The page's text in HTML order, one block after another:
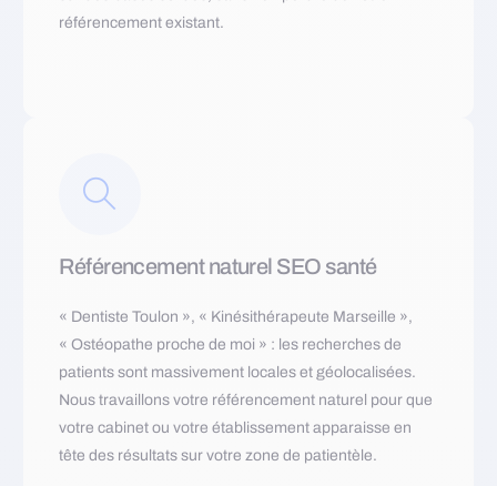
référencement existant.
Référencement naturel SEO santé
« Dentiste Toulon », « Kinésithérapeute Marseille »,
« Ostéopathe proche de moi » : les recherches de
patients sont massivement locales et géolocalisées.
Nous travaillons votre référencement naturel pour que
votre cabinet ou votre établissement apparaisse en
tête des résultats sur votre zone de patientèle.